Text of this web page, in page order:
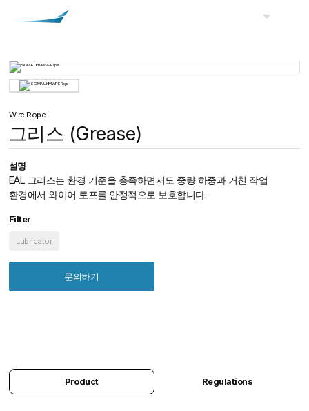
Wire Rope
그리스 (Grease)
설명
EAL 그리스는 환경 기준을 충족하면서도 중량 하중과 거친 작업
환경에서 와이어 로프를 안정적으로 보호합니다.
Filter
Lubricator
문의하기
Product Regulations